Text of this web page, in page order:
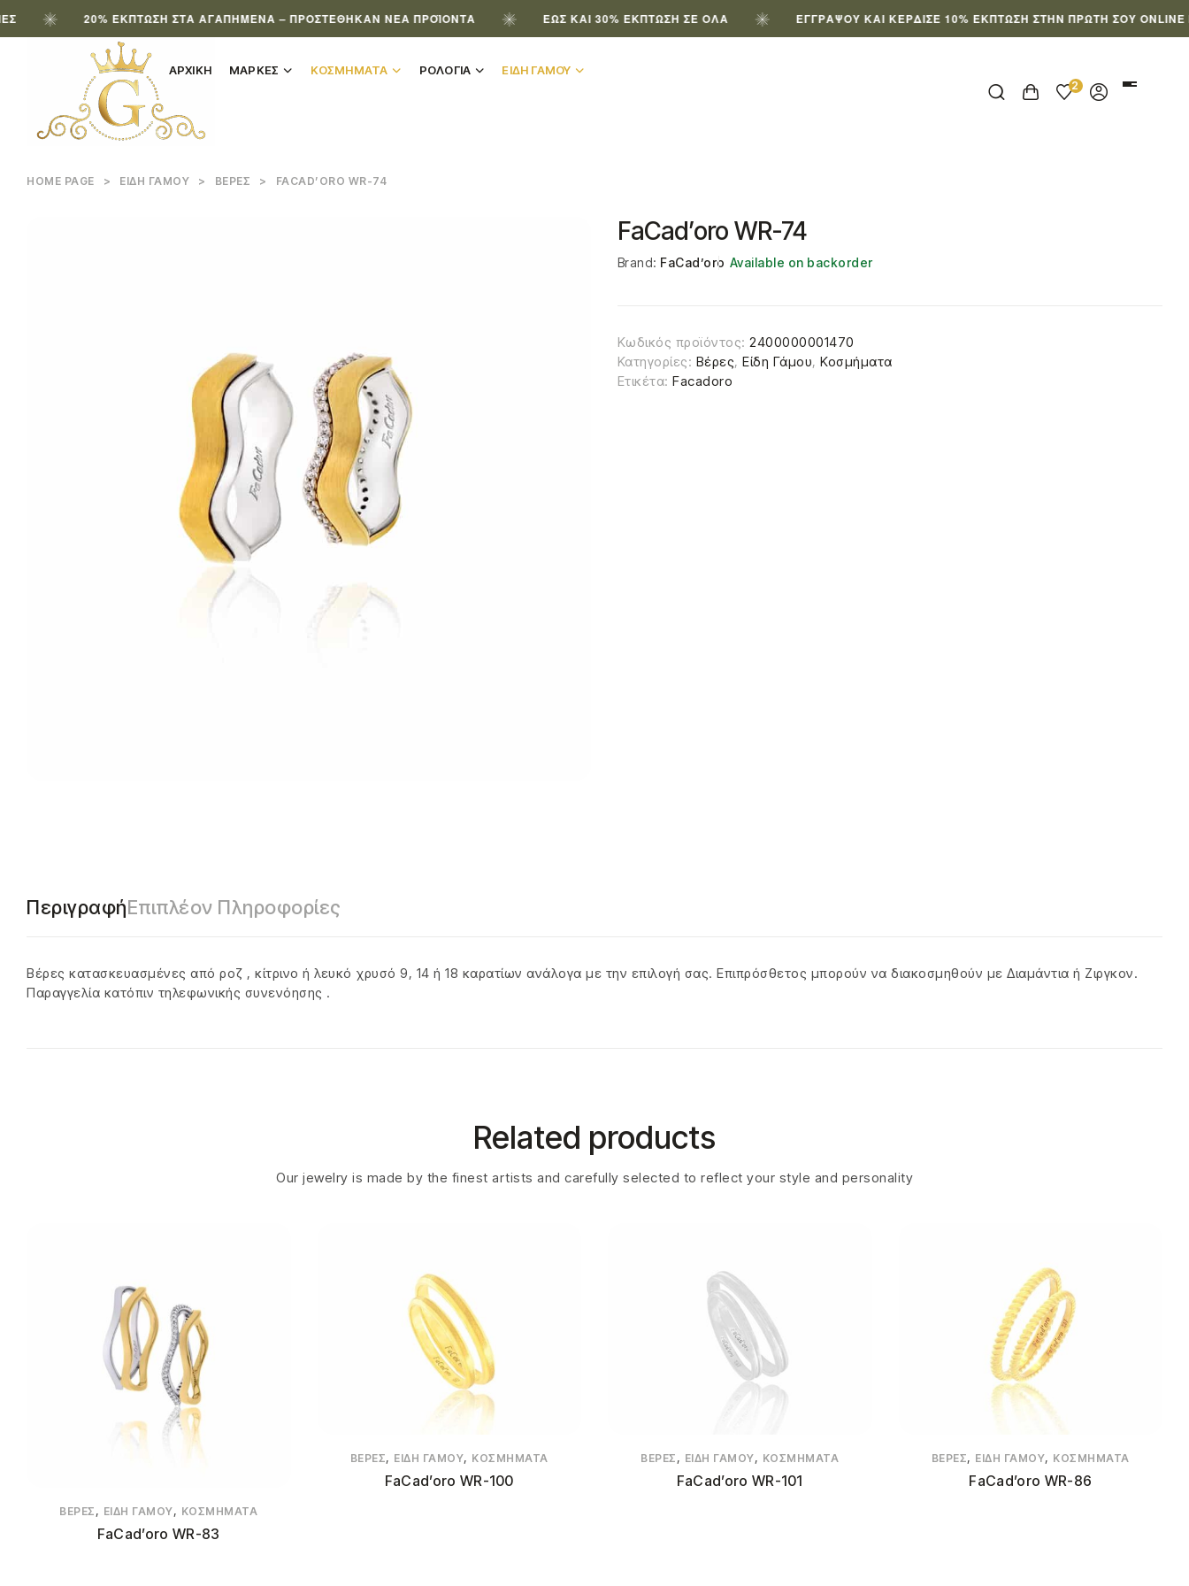
20% ΈΚΠΤΩΣΗ ΣΤΑ ΑΓΑΠΗΜΈΝΑ – ΠΡΟΣΤΈΘΗΚΑΝ ΝΈΑ ΠΡΟΪΌΝΤΑ ΈΩΣ ΚΑΙ 30% ΈΚΠΤΩΣΗ ΣΕ ΌΛΑ ΕΓΓΡΆΨΟΥ ΚΑΙ ΚΈΡΔΙΣΕ 10% ΈΚΠΤΩΣΗ ΣΤΗΝ ΠΡΏΤΗ ΣΟΥ ONLINE
ΑΡΧΙΚΗ ΜΑΡΚΕΣ ΚΟΣΜΗΜΑΤΑ ΡΟΛΟΓΙΑ ΕΙΔΗ ΓΑΜΟΥ
2
HOME PAGE > ΕΊΔΗ ΓΆΜΟΥ > ΒΈΡΕΣ > FACAD’ORO WR-74
FaCad’oro WR-74
Brand: FaCad’oro Available on backorder
Κωδικός προϊόντος:2400000001470
Κατηγορίες: Βέρες,Είδη Γάμου,Κοσμήματα
Ετικέτα:Facadoro
ΠεριγραφήΕπιπλέον Πληροφορίες
Βέρες κατασκευασμένες από ροζ , κίτρινο ή λευκό χρυσό 9, 14 ή 18 καρατίων ανάλογα με την επιλογή σας. Επιπρόσθετος μπορούν να διακοσμηθούν με Διαμάντια ή Ζιργκον.
Παραγγελία κατόπιν τηλεφωνικής συνενόησης .
Related products
Our jewelry is made by the finest artists and carefully selected to reflect your style and personality
ΒΈΡΕΣ , ΕΊΔΗ ΓΆΜΟΥ, ΚΟΣΜΉΜΑΤΑ
FaCad’oro WR-83
ΒΈΡΕΣ, ΕΊΔΗ ΓΆΜΟΥ, ΚΟΣΜΉΜΑΤΑ
FaCad’oro WR-100
ΒΈΡΕΣ , ΕΊΔΗ ΓΆΜΟΥ, ΚΟΣΜΉΜΑΤΑ
FaCad’oro WR-101
ΒΈΡΕΣ, ΕΊΔΗ ΓΆΜΟΥ, ΚΟΣΜΉΜΑΤΑ
FaCad’oro WR-86